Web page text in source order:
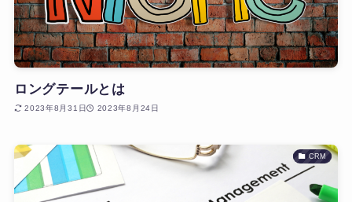
ロングテールとは
2023年8月31日 2023年8月24日
CRM